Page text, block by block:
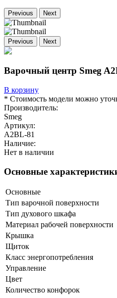
Previous Next
Previous Next
Варочный центр Smeg
В корзину
* Стоимость модели можно
Производитель:
Smeg
Артикул:
A2BL-81
Наличие:
Нет в наличии
Основные
Основные
Тип варочной поверхности
Тип духового шкафа
Материал рабочей поверхности
Крышка
Щиток
Класс энергопотребления
Управление
Цвет
Количество конфорок